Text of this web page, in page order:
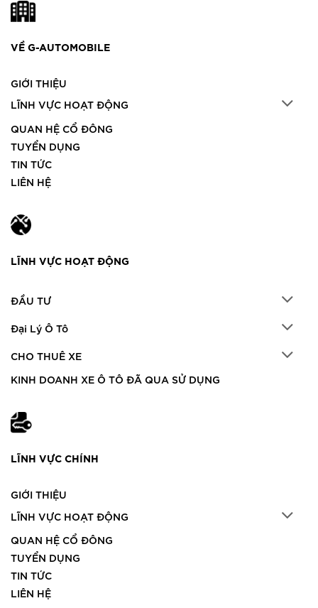
VỀ G-AUTOMOBILE
GIỚI THIỆU
LĨNH VỰC HOẠT ĐỘNG
QUAN HỆ CỔ ĐÔNG
TUYỂN DỤNG
TIN TỨC
LIÊN HỆ
LĨNH VỰC HOẠT ĐỘNG
ĐẦU TƯ
Đại Lý Ô Tô
CHO THUÊ XE
KINH DOANH XE Ô TÔ ĐÃ QUA SỬ DỤNG
LĨNH VỰC CHÍNH
GIỚI THIỆU
LĨNH VỰC HOẠT ĐỘNG
QUAN HỆ CỔ ĐÔNG
TUYỂN DỤNG
TIN TỨC
LIÊN HỆ